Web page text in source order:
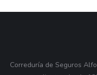
Correduría de Seguros